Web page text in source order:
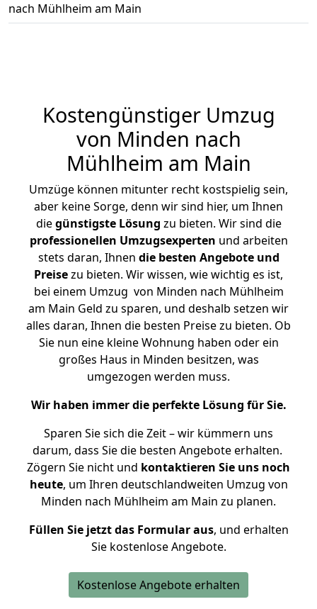
nach Mühlheim am Main
Kostengünstiger Umzug
von Minden nach
Mühlheim am Main
Umzüge können mitunter recht kostspielig sein,
aber keine Sorge, denn wir sind hier, um Ihnen
diegünstigste Lösung zu bieten. Wir sind die
professionellen Umzugsexperten und arbeiten
stets daran, Ihnen die besten Angebote und
Preisezu bieten. Wir wissen, wie wichtig es ist,
bei einem Umzug von Minden nach Mühlheim
am Main Geld zu sparen, und deshalb setzen wir
alles daran, Ihnen die besten Preise zu bieten. Ob
Sie nun eine kleine Wohnung haben oder ein
großes Haus in Minden besitzen, was
umgezogen werden muss.
Wir haben immer die perfekte Lösung für Sie.
Sparen Sie sich die Zeit – wir kümmern uns
darum, dass Sie die besten Angebote erhalten.
Zögern Sie nicht und kontaktieren Sie uns noch
heute, um Ihren deutschlandweiten Umzug von
Minden nach Mühlheim am Main zu planen.
Füllen Sie jetzt das Formular aus, und erhalten
Sie kostenlose Angebote.
Kostenlose Angebote erhalten